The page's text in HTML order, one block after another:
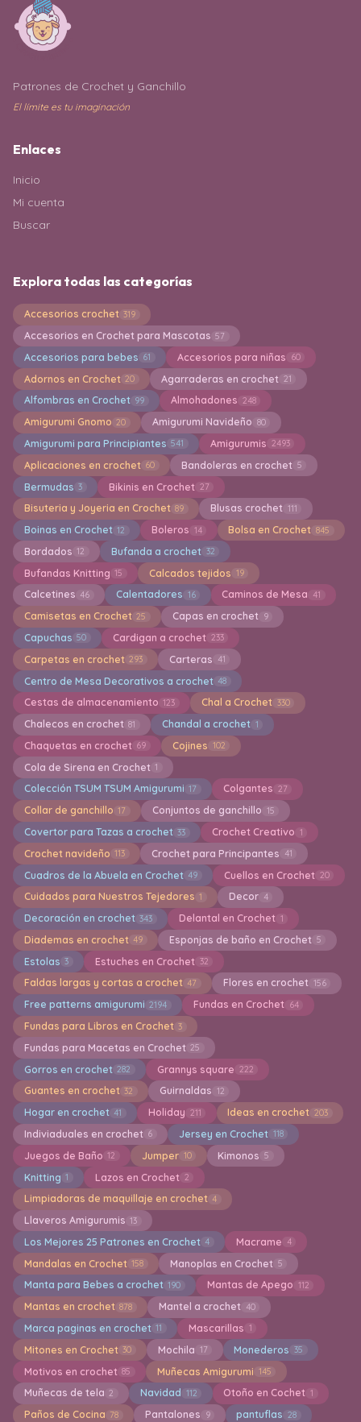
Patrones de Crochet y Ganchillo
El límite es tu imaginación
Enlaces
Inicio
Mi cuenta
Buscar
Explora todas las categorías
Accesorios crochet 319
Accesorios en Crochet para Mascotas 57
Accesorios para bebes 61 Accesorios para niñas 60
Adornos en Crochet 20 Agarraderas en crochet 21
Alfombras en Crochet 99 Almohadones 248
Amigurumi Gnomo 20 Amigurumi Navideño 80
Amigurumi para Principiantes 541 Amigurumis 2493
Aplicaciones en crochet 60 Bandoleras en crochet 5
Bermudas 3 Bikinis en Crochet 27
Bisuteria y Joyeria en Crochet 89 Blusas crochet 111
Boinas en Crochet 12 Boleros 14 Bolsa en Crochet 845
Bordados 12 Bufanda a crochet 32
Bufandas Knitting 15 Calcados tejidos 19
Calcetines 46 Calentadores 16 Caminos de Mesa 41
Camisetas en Crochet 25 Capas en crochet 9
Capuchas 50 Cardigan a crochet 233
Carpetas en crochet 293 Carteras 41
Centro de Mesa Decorativos a crochet 48
Cestas de almacenamiento 123 Chal a Crochet 330
Chalecos en crochet 81 Chandal a crochet 1
Chaquetas en crochet 69 Cojines 102
Cola de Sirena en Crochet 1
Colección TSUM TSUM Amigurumi 17 Colgantes 27
Collar de ganchillo 17 Conjuntos de ganchillo 15
Covertor para Tazas a crochet 33 Crochet Creativo 1
Crochet navideño 113 Crochet para Principantes 41
Cuadros de la Abuela en Crochet 49 Cuellos en Crochet 20
Cuidados para Nuestros Tejedores 1 Decor 4
Decoración en crochet 343 Delantal en Crochet 1
Diademas en crochet 49 Esponjas de baño en Crochet 5
Estolas 3 Estuches en Crochet 32
Faldas largas y cortas a crochet 47 Flores en crochet 156
Free patterns amigurumi 2194 Fundas en Crochet 64
Fundas para Libros en Crochet 3
Fundas para Macetas en Crochet 25
Gorros en crochet 282 Grannys square 222
Guantes en crochet 32 Guirnaldas 12
Hogar en crochet 41 Holiday 211 Ideas en crochet 203
Indiviaduales en crochet 6 Jersey en Crochet 118
Juegos de Baño 12 Jumper 10 Kimonos 5
Knitting 1 Lazos en Crochet 2
Limpiadoras de maquillaje en crochet 4
Llaveros Amigurumis 13
Los Mejores 25 Patrones en Crochet 4 Macrame 4
Mandalas en Crochet 158 Manoplas en Crochet 5
Manta para Bebes a crochet 190 Mantas de Apego 112
Mantas en crochet 878 Mantel a crochet 40
Marca paginas en crochet 11 Mascarillas 1
Mitones en Crochet 30 Mochila 17 Monederos 35
Motivos en crochet 85 Muñecas Amigurumi 145
Muñecas de tela 2 Navidad 112 Otoño en Cochet 1
Paños de Cocina 78 Pantalones 9 pantuflas 28